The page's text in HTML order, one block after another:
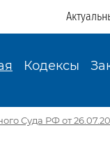
Кодексы
Суда РФ от